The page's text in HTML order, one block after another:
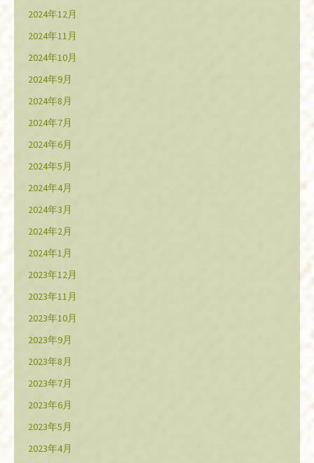
2024年12月
2024年11月
2024年10月
2024年9月
2024年8月
2024年7月
2024年6月
2024年5月
2024年4月
2024年3月
2024年2月
2024年1月
2023年12月
2023年11月
2023年10月
2023年9月
2023年8月
2023年7月
2023年6月
2023年5月
2023年4月